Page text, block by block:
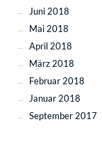
Juni 2018
Mai 2018
April 2018
März 2018
Februar 2018
Januar 2018
September 2017